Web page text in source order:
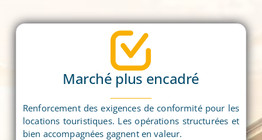
Marché plus encadré
Renforcement des exigences de conformité pour les
locations touristiques. Les opérations structurées et
bien accompagnées gagnent en valeur.